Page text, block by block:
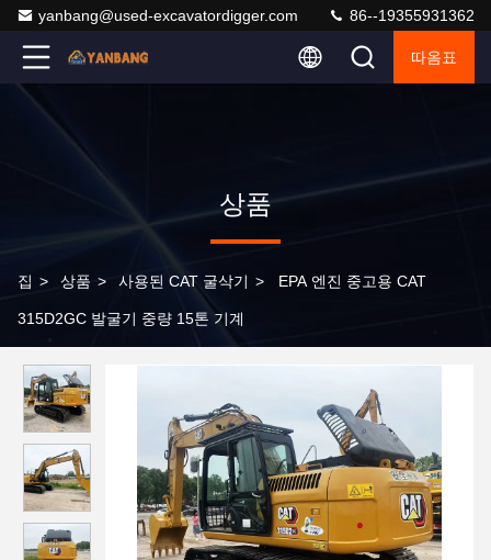
yanbang@used-excavatordigger.com 86--19355931362
따옴표
상품
집 > 상품 > 사용된 CAT 굴삭기 > EPA 엔진 중고용 CAT
315D2GC 발굴기 중량 15톤 기계